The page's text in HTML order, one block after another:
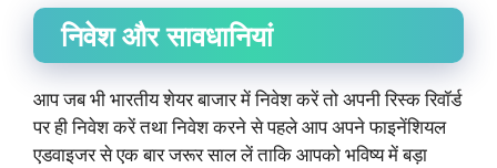
निवेश और सावधानियां
आप जब भी भारतीय शेयर बाजार में निवेश करें तो अपनी रिस्क रिवॉर्ड
पर ही निवेश करें तथा निवेश करने से पहले आप अपने फाइनेंशियल
एडवाइजर से एक बार जरूर साल लें ताकि आपको भविष्य में बड़ा